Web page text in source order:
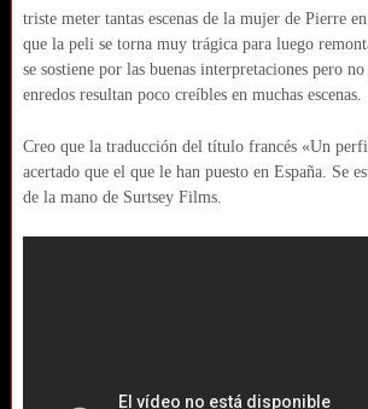
triste meter tantas escenas de la mujer de Pierre
que la peli se torna muy trágica para luego
se sostiene por las buenas interpretaciones pero
enredos resultan poco creíbles en muchas escenas.
Creo que la traducción del título francés «Un
acertado que el que le han puesto en España. Se
de la mano de Surtsey Films.